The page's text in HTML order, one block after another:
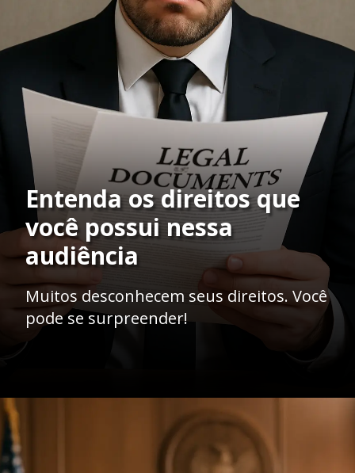
Entenda os direitos que
você possui nessa
audiência
Muitos desconhecem seus direitos. Você
pode se surpreender!
https://ademilsoncs.adv.br/